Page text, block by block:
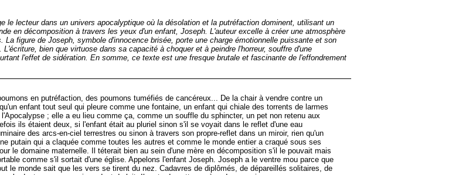
le lecteur dans un univers apocalyptique où la désolation et la putréfaction dominent, utilisant un
en décomposition à travers les yeux d'un enfant, Joseph. L'auteur excelle à créer une atmosphère
figure de Joseph, symbole d'innocence brisée, porte une charge émotionnelle puissante et son
bien que virtuose dans sa capacité à choquer et à peindre l'horreur, souffre d'une
l'effet de sidération. En somme, ce texte est une fresque brutale et fascinante de l'effondrement
en putréfaction, des poumons tuméfiés de cancéreux... De la chair à vendre contre un
enfant tout seul qui pleure comme une fontaine, un enfant qui chiale des torrents de larmes
; elle a eu lieu comme ça, comme un souffle du sphincter, un pet non retenu aux
ils étaient deux, si l'enfant était au pluriel sinon s'il se voyait dans le reflet d'une eau
des arcs-en-ciel terrestres ou sinon à travers son propre-reflet dans un miroir, rien qu'un
putain qui a claquée comme toutes les autres et comme le monde entier a craqué sous ses
le domaine maternelle. Il téterait bien au sein d'une mère en décomposition s'il le pouvait mais
comme s'il sortait d'une église. Appelons l'enfant Joseph. Joseph a le ventre mou parce que
le monde sait que les vers se tirent du nez. Cadavres de diplômés, de dépareillés solitaires, de